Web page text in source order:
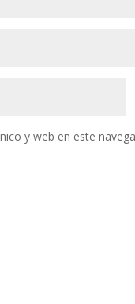
y web en este